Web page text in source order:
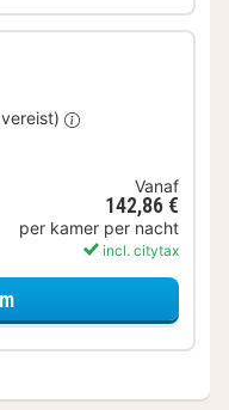
Vanaf
142,86 €
per kamer per nacht
incl. citytax
voor Studio